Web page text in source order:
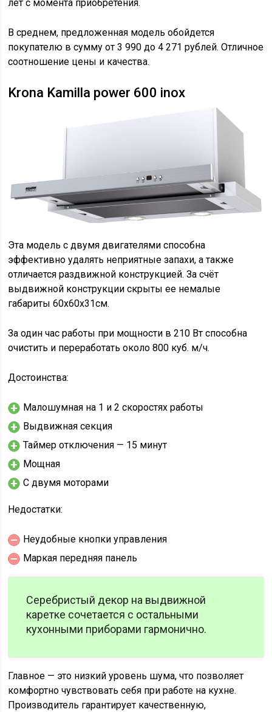
лет с момента приобретения.
В среднем, предложенная модель обойдется
покупателю в сумму от 3 990 до 4 271 рублей. Отличное
соотношение цены и качества.
Krona Kamilla power 600 inox
Эта модель с двумя двигателями способна
эффективно удалять неприятные запахи, а также
отличается раздвижной конструкцией. За счёт
выдвижной конструкции скрыты ее немалые
габариты 60х60х31см.
За один час работы при мощности в 210 Вт способна
очистить и переработать около 800 куб. м/ч.
Достоинства:
Малошумная на 1 и 2 скоростях работы
Выдвижная секция
Таймер отключения — 15 минут
Мощная
С двумя моторами
Недостатки:
Неудобные кнопки управления
Маркая передняя панель
Серебристый декор на выдвижной
каретке сочетается с остальными
кухонными приборами гармонично.
Главное — это низкий уровень шума, что позволяет
комфортно чувствовать себя при работе на кухне.
Производитель гарантирует качественную,